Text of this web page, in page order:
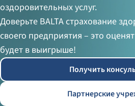
оздоровительных услуг.
Доверьте BALTA страхование
своего предприятия – это
будет в выигрыше!
Получить
Партнерские